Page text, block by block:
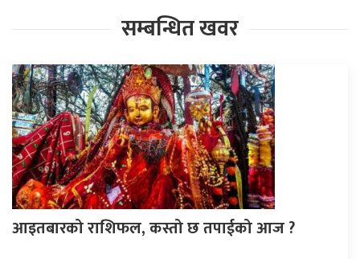
सम्बन्धित खवर
आइतबारको राशिफल, कस्तो छ तपाईको आज ?